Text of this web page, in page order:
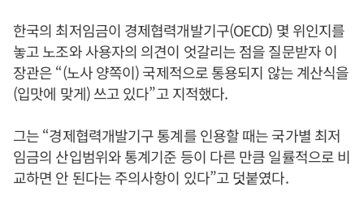
한국의 최저임금이 경제협력개발기구(OECD) 몇 위인지를
놓고 노조와 사용자의 의견이 엇갈리는 점을 질문받자 이
장관은 “(노사 양쪽이) 국제적으로 통용되지 않는 계산식을
(입맛에 맞게) 쓰고 있다”고 지적했다.
그는 “경제협력개발기구 통계를 인용할 때는 국가별 최저
임금의 산입범위와 통계기준 등이 다른 만큼 일률적으로 비
교하면 안 된다는 주의사항이 있다”고 덧붙였다.